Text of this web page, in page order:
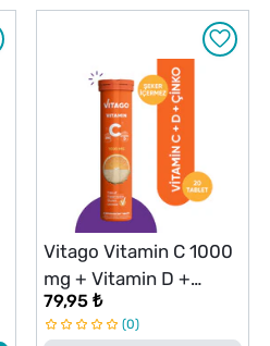
Vitago Vitamin C 1000
mg + Vitamin D +
Çinko 20'li Efervesan
Tablet
79,95 ₺
0